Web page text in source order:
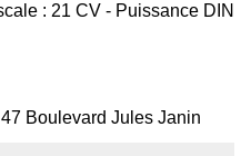
: 21 CV - Puissance DIN
47 Boulevard Jules Janin